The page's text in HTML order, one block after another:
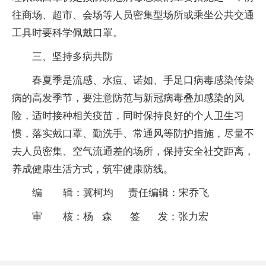
往商场、超市、会场等人员密集型场所或乘坐公共交通
工具时要科学佩戴口罩。
三、坚持多病共防
春夏季是流感、水痘、诺如、手足口病毒感染传染
病的高发季节，要注意防范与新冠病毒叠加感染的风
险，适时接种相关疫苗，同时保持良好的个人卫生习
惯，落实戴口罩、勤洗手、常通风等防护措施，尽量不
去人员密集、空气流通差的场所，保持安全社交距离，
养成健康生活方式，筑牢健康防线。
编 辑：冀柯均 责任编辑：宋乔飞
审 核：杨 森 签 发：张力宏